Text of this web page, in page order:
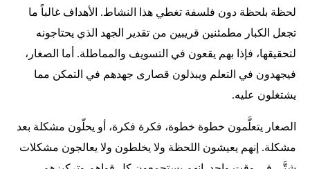
لحظة بلحظة دون فلسفة تغطي هذا النشاط. الأهداف غالباً ما
تجعل الكبار مطمئنين قريبين من تقدير الجهد الذي يحتاجونه
لتحقيقها، فإذا بهم يقعون في التسويف والمماطلة. أما الصغار،
فيجهدون في التعلم ويبذلون قصارى جهدهم في التمكن مما
يشتغلون عليه.
الصغار يتعلَّمون خطوة خطوة، فكرة فكرة، أو يحلّون مشكلة بعد
مشكلة. إنهم يعيشون اللحظة ولا يخلطون ولا يعالجون مشكلات